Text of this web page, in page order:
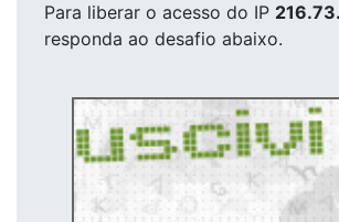
Para liberar o acesso do IP
responda ao desafio abaixo.